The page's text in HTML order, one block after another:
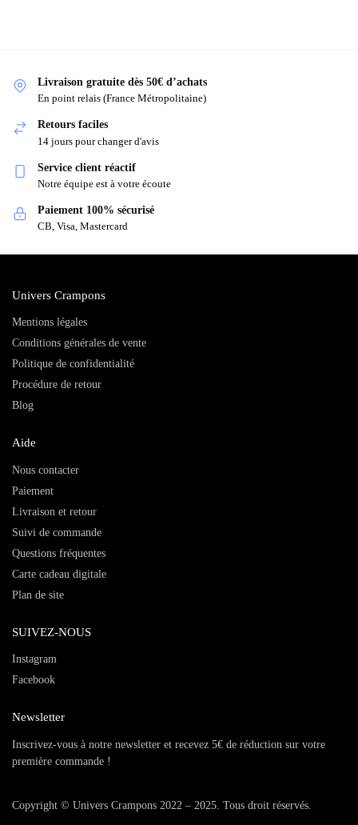
Livraison gratuite dès 50€ d’achats
En point relais (France Métropolitaine)
Retours faciles
14 jours pour changer d'avis
Service client réactif
Notre équipe est à votre écoute
Paiement 100% sécurisé
CB, Visa, Mastercard
Univers Crampons
Mentions légales
Conditions générales de vente
Politique de confidentialité
Procédure de retour
Blog
Aide
Nous contacter
Paiement
Livraison et retour
Suivi de commande
Questions fréquentes
Carte cadeau digitale
Plan de site
SUIVEZ-NOUS
Instagram
Facebook
Newsletter
Inscrivez-vous à notre newsletter et recevez 5€ de réduction sur votre
première commande !
Copyright © Univers Crampons 2022 – 2025. Tous droit réservés.